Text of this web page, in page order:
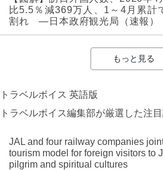
比5.5％減369万人、1～4月累計
割れ ―日本政府観光局（速報）
もっと見る
トラベルボイス 英語版
トラベルボイス編集部が厳選した注
JAL and four railway companies
tourism model for foreign visitors to
pilgrim and spiritual cultures